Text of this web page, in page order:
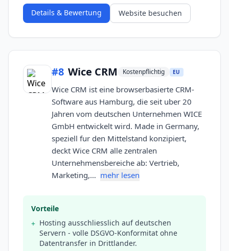
Details & Bewertung Website besuchen
#8 Wice CRM Kostenpflichtig EU
Wice CRM ist eine browserbasierte CRM-
Software aus Hamburg, die seit uber 20
Jahren vom deutschen Unternehmen WICE
GmbH entwickelt wird. Made in Germany,
speziell fur den Mittelstand konzipiert,
deckt Wice CRM alle zentralen
Unternehmensbereiche ab: Vertrieb,
Marketing,… mehr lesen
Vorteile
+ Hosting ausschliesslich auf deutschen
Servern - volle DSGVO-Konformitat ohne
Datentransfer in Drittlander.